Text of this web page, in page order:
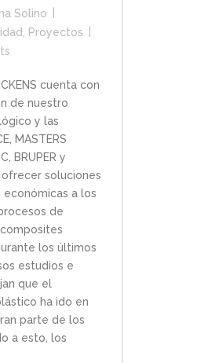
Solino
Proyectos
cuenta con
de nuestro
y las
MASTERS
BRUPER y
ofrecer soluciones
a los
de
los últimos
estudios e
que el
ha ido en
parte de los
a esto, los